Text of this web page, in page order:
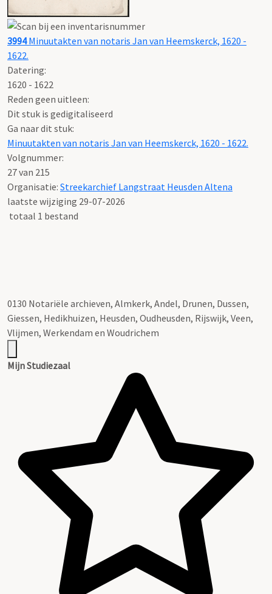
3994Minuutakten van notaris Jan van Heemskerck, 1620 -
1622.
Datering:
1620 - 1622
Reden geen uitleen:
Dit stuk is gedigitaliseerd
Ga naar dit stuk:
Minuutakten van notaris Jan van Heemskerck, 1620 - 1622.
Volgnummer:
27 van 215
Organisatie: Streekarchief Langstraat Heusden Altena
laatste wijziging 29-07-2026
totaal 1 bestand
0130 Notariële archieven, Almkerk, Andel, Drunen, Dussen,
Giessen, Hedikhuizen, Heusden, Oudheusden, Rijswijk, Veen,
Vlijmen, Werkendam en Woudrichem
Mijn Studiezaal